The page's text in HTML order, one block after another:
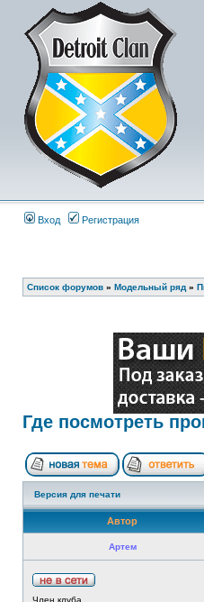
Вход Регистрация
Список форумов » Модельный ряд »
Где посмотреть
Версия для печати
Автор
Артем
Член клуба